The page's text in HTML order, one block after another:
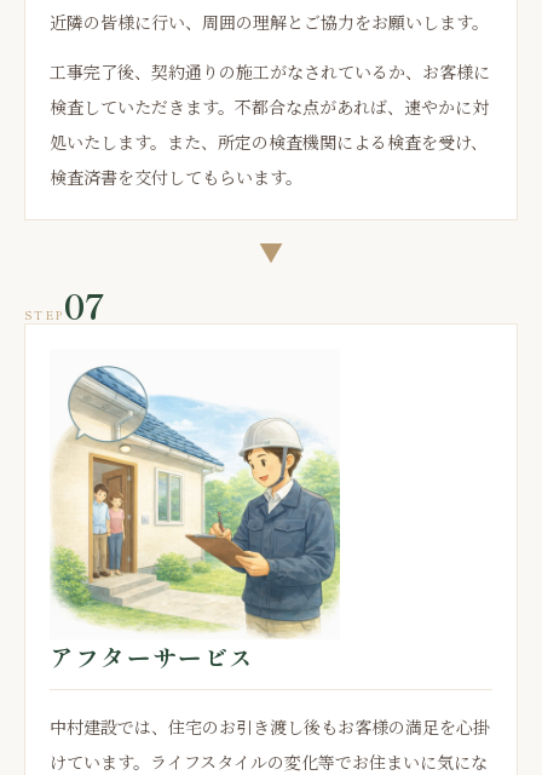
近隣の皆様に行い、周囲の理解とご協力をお願いします。
工事完了後、契約通りの施工がなされているか、お客様に
検査していただきます。不都合な点があれば、速やかに対
処いたします。また、所定の検査機関による検査を受け、
検査済書を交付してもらいます。
▼
STEP 07
アフターサービス
中村建設では、住宅のお引き渡し後もお客様の満足を心掛
けています。ライフスタイルの変化等でお住まいに気にな